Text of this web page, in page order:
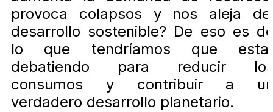
provoca colapsos y nos aleja
desarrollo sostenible? De eso es
lo que tendríamos que
debatiendo para reducir
consumos y contribuir a
verdadero desarrollo planetario.